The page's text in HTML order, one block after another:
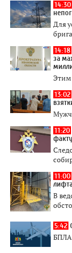
14:30
Для
14:18
за
Этим
13:02
11:20
11:00
В
5:42
БПЛА